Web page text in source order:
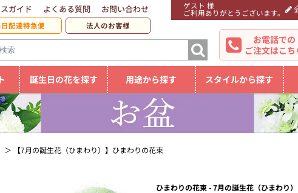
ゲスト 様
ご利用ありがとうございます。
ガイド よくある質問 お問い合わせ
日配達特急便 法人のお客様
お電話での
ご注文はこち
誕生日の花を探す 用途から探す スタイルから探す
【7月の誕生花（ひまわり）】ひまわりの花束
ひまわりの花束 - 7月の誕生花（ひまわり）